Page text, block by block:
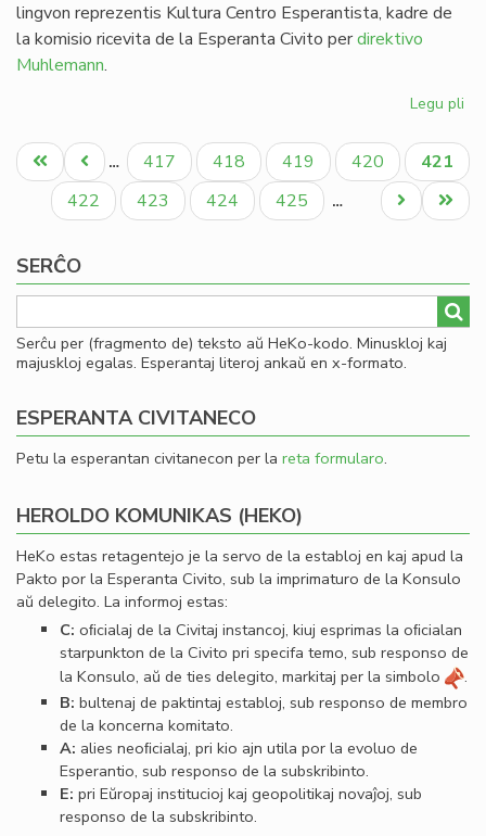
lingvon reprezentis Kultura Centro Esperantista, kadre de
la komisio ricevita de la Esperanta Civito perdirektivo
Muhlemann.
Legu pli
de
en
Pagination
Unua
paĝo
Antaŭa
paĝo
… Paĝo
417 Paĝo
418 Paĝo
419 Paĝo
420
Aktuala
paĝo
421
Paĝo
422 Paĝo
423 Paĝo
424 Paĝo
425 …
Last
page
Next
page
SERĈO
Serĉu per (fragmento de) teksto aŭ HeKo-kodo. Minuskloj kaj
majuskloj egalas. Esperantaj literoj ankaŭ en x-formato.
ESPERANTA CIVITANECO
Petu la esperantan civitanecon per la reta formularo.
HEROLDO KOMUNIKAS (HEKO)
HeKo estas retagentejo je la servo de la establoj en kaj apud la
Pakto por la Esperanta Civito, sub la imprimaturo de la Konsulo
aŭ delegito. La informoj estas:
C: oﬁcialaj de la Civitaj instancoj, kiuj esprimas la oﬁcialan
starpunkton de la Civito pri specifa temo, sub responso de
la Konsulo, aŭ de ties delegito, markitaj per la simbolo
.
B: bultenaj de paktintaj establoj, sub responso de membro
de la koncerna komitato.
A: alies neoﬁcialaj, pri kio ajn utila por la evoluo de
Esperantio, sub responso de la subskribinto.
E: pri Eŭropaj institucioj kaj geopolitikaj novaĵoj, sub
responso de la subskribinto.